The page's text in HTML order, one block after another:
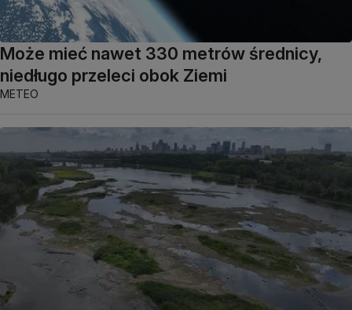
Może mieć nawet 330 metrów średnicy,
niedługo przeleci obok Ziemi
METEO